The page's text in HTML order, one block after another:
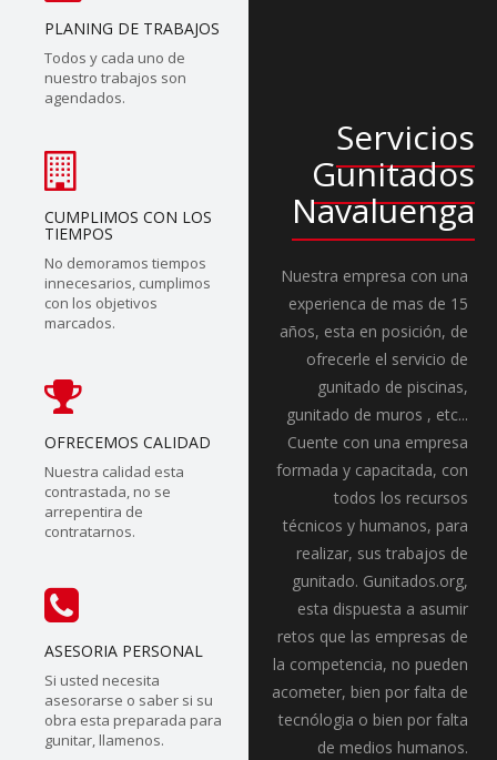
PLANING DE TRABAJOS
Todos y cada uno de
nuestro trabajos son
agendados.
CUMPLIMOS CON LOS
TIEMPOS
No demoramos tiempos
innecesarios, cumplimos
con los objetivos
marcados.
OFRECEMOS CALIDAD
Nuestra calidad esta
contrastada, no se
arrepentira de
contratarnos.
ASESORIA PERSONAL
Si usted necesita
asesorarse o saber si su
obra esta preparada para
gunitar, llamenos.
Servicios
Gunitados
Navaluenga
Nuestra empresa con una
experienca de mas de 15
años, esta en posición, de
ofrecerle el servicio de
gunitado de piscinas,
gunitado de muros , etc...
Cuente con una empresa
formada y capacitada, con
todos los recursos
técnicos y humanos, para
realizar, sus trabajos de
gunitado. Gunitados.org,
esta dispuesta a asumir
retos que las empresas de
la competencia, no pueden
acometer, bien por falta de
tecnólogia o bien por falta
de medios humanos.